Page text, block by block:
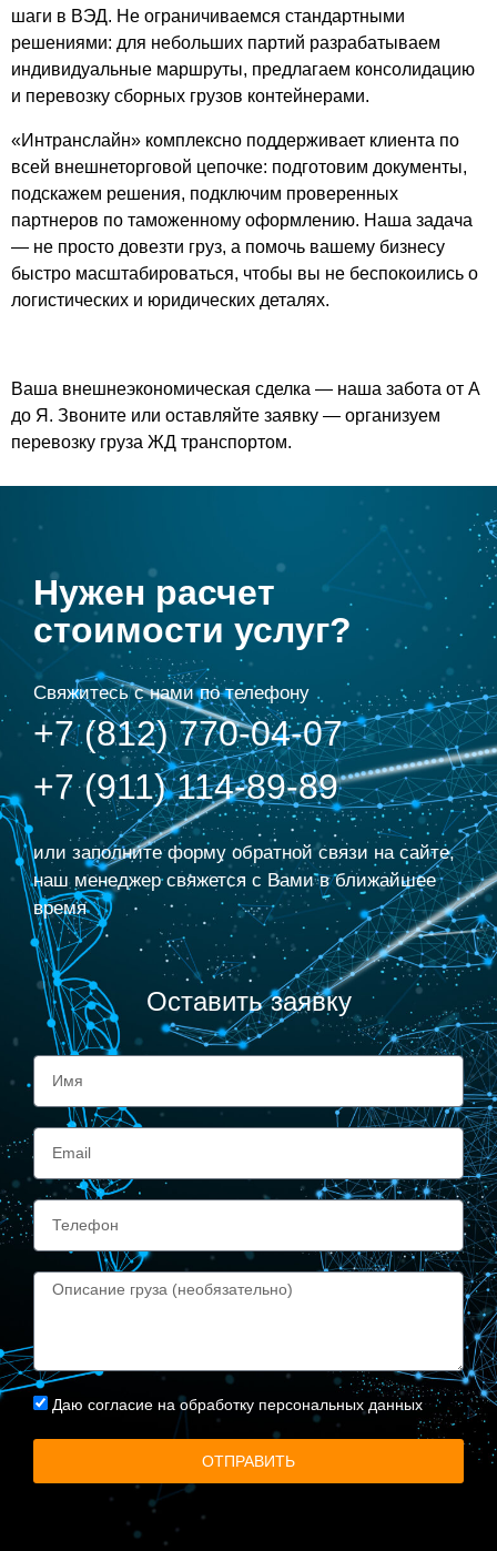
шаги в ВЭД. Не ограничиваемся стандартными
решениями: для небольших партий разрабатываем
индивидуальные маршруты, предлагаем консолидацию
и перевозку сборных грузов контейнерами.
«Интранслайн» комплексно поддерживает клиента по
всей внешнеторговой цепочке: подготовим документы,
подскажем решения, подключим проверенных
партнеров по таможенному оформлению. Наша задача
— не просто довезти груз, а помочь вашему бизнесу
быстро масштабироваться, чтобы вы не беспокоились о
логистических и юридических деталях.
Ваша внешнеэкономическая сделка — наша забота от А
до Я. Звоните или оставляйте заявку — организуем
перевозку груза ЖД транспортом.
Нужен расчет
стоимости услуг?
Свяжитесь с нами по телефону
+7 (812) 770-04-07
+7 (911) 114-89-89
или заполните форму обратной связи на сайте,
наш менеджер свяжется с Вами в ближайшее
время
Оставить заявку
Даю согласие на обработку персональных данных
ОТПРАВИТЬ